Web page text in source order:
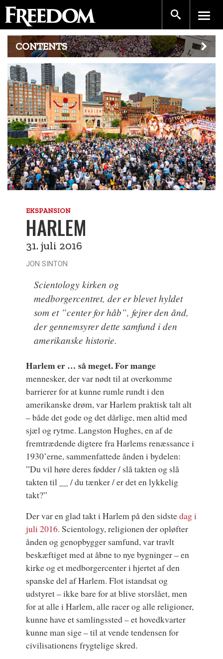
CONTENTS
EKSPANSION
HARLEM
31. juli 2016
JON SINTON
Scientology kirken og
medborgercentret, der er blevet hyldet
som et ”center for håb”, fejrer den ånd,
der gennemsyrer dette samfund i den
amerikanske historie.
Harlem er … så meget. For mange
mennesker, der var nødt til at overkomme
barrierer for at kunne rumle rundt i den
amerikanske drøm, var Harlem praktisk talt alt
– både det gode og det dårlige, men altid med
sjæl og rytme. Langston Hughes, en af de
fremtrædende digtere fra Harlems renæssance i
1930’erne, sammenfattede ånden i bydelen:
”Du vil høre deres fødder / slå takten og slå
takten til __ / du tænker / er det en lykkelig
takt?”
Der var en glad takt i Harlem på den sidstedag i
juli 2016. Scientology, religionen der opløfter
ånden og genopbygger samfund, var travlt
beskæftiget med at åbne to nye bygninger – en
kirke og et medborgercenter i hjertet af den
spanske del af Harlem. Flot istandsat og
udstyret – ikke bare for at blive storslået, men
for at alle i Harlem, alle racer og alle religioner,
kunne have et samlingssted – et hovedkvarter
kunne man sige – til at vende tendensen for
civilisationens frygtelige skred.